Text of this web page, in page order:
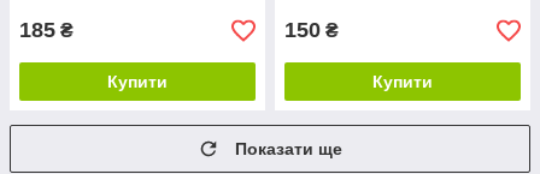
185 ₴
Купити
150 ₴
Купити
Показати ще